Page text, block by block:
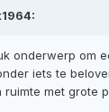
onderwerp om
iets te
ruimte met grote